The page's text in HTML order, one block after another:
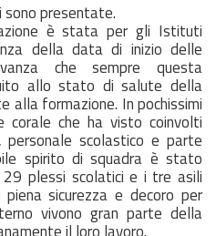
presentate.
è stata per gli Istituti
della data di inizio delle
che sempre questa
allo stato di salute della
formazione. In pochissimi
corale che ha visto coinvolti
personale scolastico e parte
spirito di squadra è stato
plessi scolatici e i tre asili
sicurezza e decoro per
vivono gran parte della